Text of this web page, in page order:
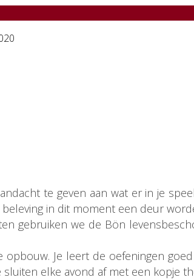
te geven aan wat er in je
in dit moment een deur
gebruiken we de Bön
opbouw. Je leert de oefeningen
sluiten elke avond af met een kopje